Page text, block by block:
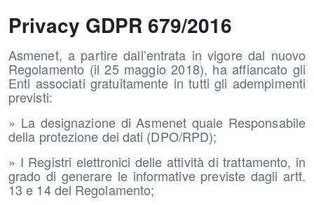
Privacy GDPR 679/2016
Asmenet, a partire dall’entrata in vigore dal nuovo
Regolamento (il 25 maggio 2018), ha affiancato gli
Enti associati gratuitamente in tutti gli adempimenti
previsti:
» La designazione di Asmenet quale Responsabile
della protezione dei dati (DPO/RPD);
» I Registri elettronici delle attività di trattamento, in
grado di generare le informative previste dagli artt.
13 e 14 del Regolamento;